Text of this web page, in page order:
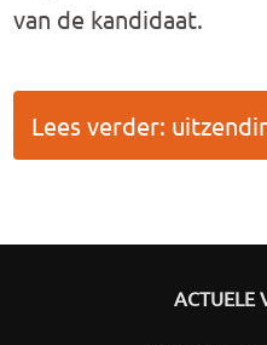
van de kandidaat.
Lees verder:
ACTUELE